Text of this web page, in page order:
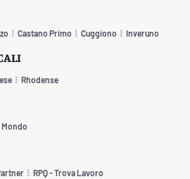
Castano Primo Cuggiono Inveruno
Rhodense
Mondo
RPQ - Trova Lavoro